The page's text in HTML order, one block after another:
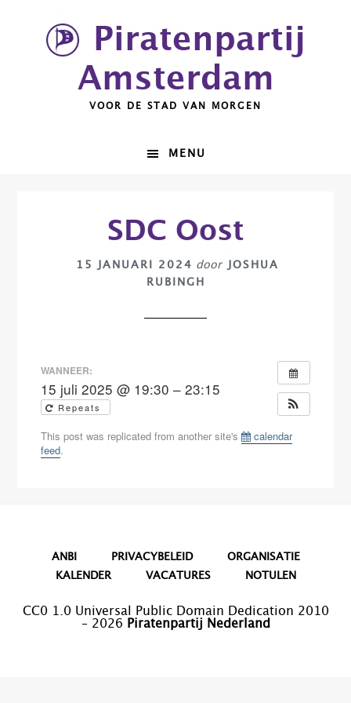
hoofdnavigatie
Piratenpartij
Amsterdam
VOOR DE STAD VAN MORGEN
MENU
SDC Oost
15 JANUARI 2024 door
JOSHUA
RUBINGH
WANNEER:
15 juli 2025 @ 19:30 – 23:15
Repeats
This post was replicated from another site's
calendar
feed.
ANBI PRIVACYBELEID
ORGANISATIE
KALENDER
VACATURES NOTULEN
CC0 1.0 Universal Public Domain Dedication 2010
– 2026 Piratenpartij Nederland